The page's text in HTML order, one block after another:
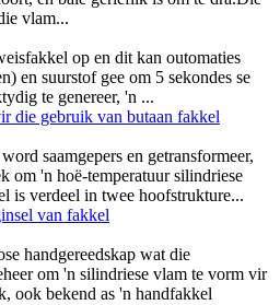
vlam...
op en dit kan outomaties
en suurstof gee om 5 sekondes se
te genereer, 'n ...
saamgepers en getransformeer,
om 'n hoë-temperatuur silindriese
is verdeel in twee hoofstrukture...
handgereedskap wat die
om 'n silindriese vlam te vorm vir
ook bekend as 'n handfakkel